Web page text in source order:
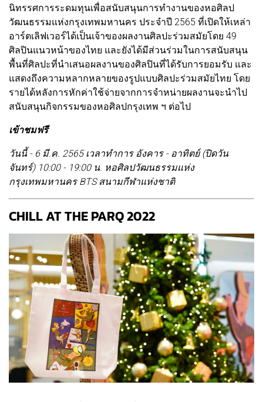
นิทรรศการระดมทุนเพื่อสนับสนุนการทำงานของหอศิลป
วัฒนธรรมแห่งกรุงเทพมหานคร ประจำปี 2565 ที่เปิดให้เหล่า
อาร์ตเลิฟเวอร์ได้เป็นเจ้าของผลงานศิลปะร่วมสมัยโดย 49
ศิลปินแนวหน้าของไทย และยังได้มีส่วนร่วมในการสนับสนุน
พื้นที่ศิลปะที่นำเสนอผลงานของศิลปินที่ได้รับการยอมรับ และ
แสดงถึงความหลากหลายของรูปแบบศิลปะร่วมสมัยไทย โดย
รายได้หลังการหักค่าใช้จ่ายจากการจำหน่ายผลงานจะนำไป
สนับสนุนกิจกรรมของหอศิลปกรุงเทพ ฯ ต่อไป
เข้าชมฟรี
วันนี้ - 6 มี.ค. 2565 เวลาทำการ อังคาร - อาทิตย์ (ปิดวัน
จันทร์) 10:00 - 19:00 น. หอศิลปวัฒนธรรมแห่ง
กรุงเทพมหานคร BTS สนามกีฬาแห่งชาติ
CHILL AT THE PARQ 2022